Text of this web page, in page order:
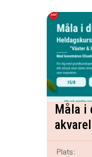
Måla i
Plats: